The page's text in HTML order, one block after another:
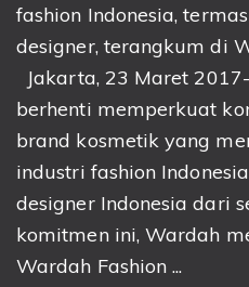
fashion Indonesia,
designer, terangkum di
Jakarta, 23 Maret
berhenti memperkuat
brand kosmetik yang
industri fashion
designer Indonesia dari
komitmen ini, Wardah
Wardah Fashion ...